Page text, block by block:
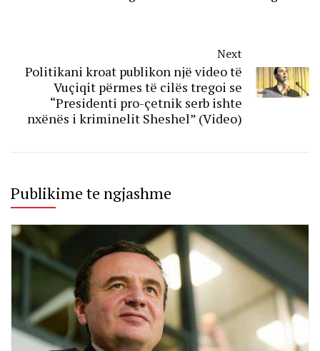
Next
Politikani kroat publikon një video të
Vuçiqit përmes të cilës tregoi se
“Presidenti pro-çetnik serb ishte
nxënës i kriminelit Sheshel” (Video)
Publikime te ngjashme